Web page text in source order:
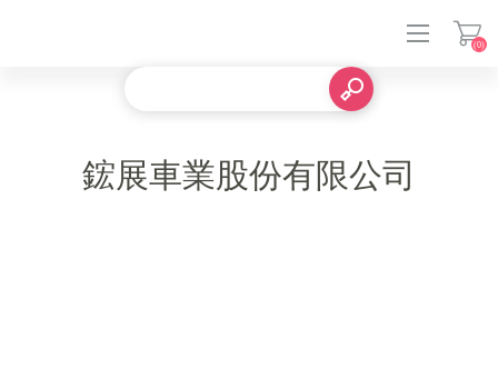
(0)
鋐展車業股份有限公司